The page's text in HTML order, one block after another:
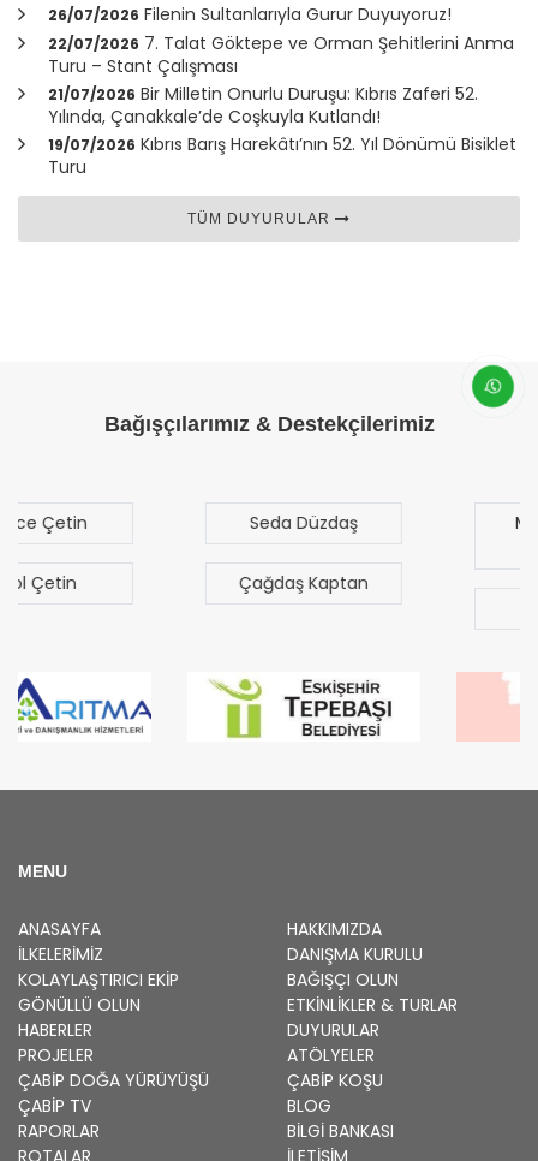
26/07/2026 Filenin Sultanlarıyla Gurur Duyuyoruz!
22/07/2026 7. Talat Göktepe ve Orman Şehitlerini Anma
Turu – Stant Çalışması
21/07/2026 Bir Milletin Onurlu Duruşu: Kıbrıs Zaferi 52.
Yılında, Çanakkale’de Coşkuyla Kutlandı!
19/07/2026 Kıbrıs Barış Harekâtı’nın 52. Yıl Dönümü Bisiklet
Turu
TÜM DUYURULAR
Bağışçılarımız & Destekçilerimiz
Seda Düzdaş
Çağdaş Kaptan
Mehmet Mert
Sezgen
Bilal Türk
MENU
ANASAYFA
HAKKIMIZDA
İLKELERIMIZ
DANIŞMA KURULU
KOLAYLAŞTIRICI EKIP
BAĞIŞÇI OLUN
GÖNÜLLÜ OLUN
ETKINLIKLER & TURLAR
HABERLER
DUYURULAR
PROJELER
ATÖLYELER
ÇABİP DOĞA YÜRÜYÜŞÜ ÇABİP KOŞU
ÇABİP TV
BLOG
RAPORLAR
BILGI BANKASI